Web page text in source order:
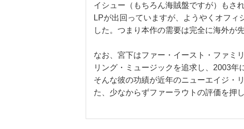
イシュー（もちろん海賊盤ですが）もさ
LPが出回っていますが、ようやくオフ
した。つまり本作の需要は完全に海外が
なお、宮下はファー・イースト・ファミ
リング・ミュージックを追求し、2003年
そんな彼の功績が近年のニューエイジ・
た、少なからずファーラウトの評価を押